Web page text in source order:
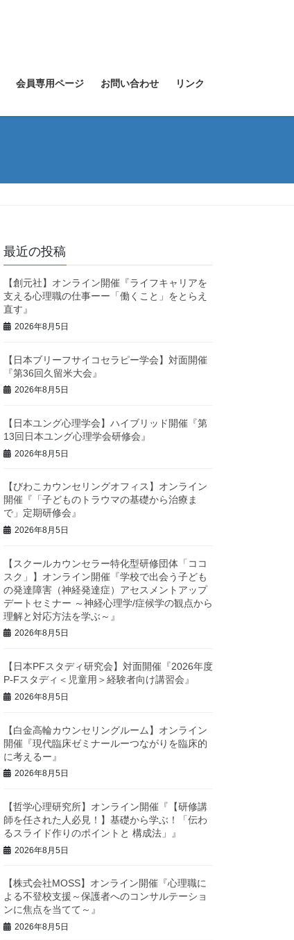
会員専用ページ お問い合わせ リンク
最近の投稿
【創元社】オンライン開催『ライフキャリアを
支える心理職の仕事ーー「働くこと」をとらえ
直す』
2026年8月5日
【日本ブリーフサイコセラピー学会】対面開催
『第36回久留米大会』
2026年8月5日
【日本ユング心理学会】ハイブリッド開催『第
13回日本ユング心理学会研修会』
2026年8月5日
【びわこカウンセリングオフィス】オンライン
開催『「子どものトラウマの基礎から治療ま
で」定期研修会』
2026年8月5日
【スクールカウンセラー特化型研修団体「ココ
スク」】オンライン開催『学校で出会う子ども
の発達障害（神経発達症）アセスメントアップ
デートセミナー ～神経心理学/症候学の観点から
理解と対応方法を学ぶ～』
2026年8月5日
【日本PFスタディ研究会】対面開催『2026年度
P-Fスタディ＜児童用＞経験者向け講習会』
2026年8月5日
【白金高輪カウンセリングルーム】オンライン
開催『現代臨床ゼミナールーつながりを臨床的
に考えるー』
2026年8月5日
【哲学心理研究所】オンライン開催『【研修講
師を任された人必見！】基礎から学ぶ！「伝わ
るスライド作りのポイントと 構成法」』
2026年8月5日
【株式会社MOSS】オンライン開催『心理職に
よる不登校支援～保護者へのコンサルテーショ
ンに焦点を当てて～』
2026年8月5日